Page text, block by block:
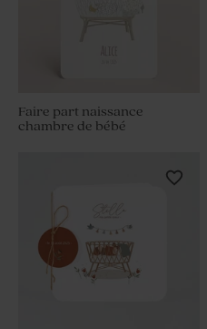
Faire part naissance
chambre de bébé